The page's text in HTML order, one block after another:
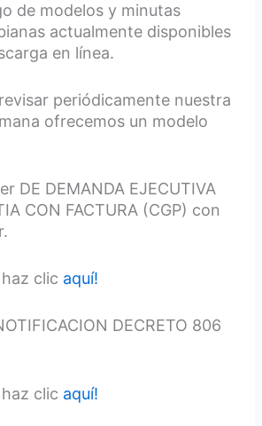
de modelos y minutas
actualmente disponibles
en línea.
periódicamente nuestra
ofrecemos un modelo
DE DEMANDA EJECUTIVA
CON FACTURA (CGP) con
clic aquí!
DECRETO 806
clic aquí!